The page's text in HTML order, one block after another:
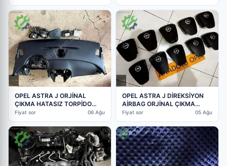
OPEL ASTRA J ORJİNAL
ÇIKMA HATASIZ TORPİDO
AİRBAG KEMER TOKALARI
Fiyat sor 06 Ağu
OPEL ASTRA J DİREKSİYON
AİRBAG ORJİNAL ÇIKMA
HATASIZ GM
Fiyat sor 05 Ağu